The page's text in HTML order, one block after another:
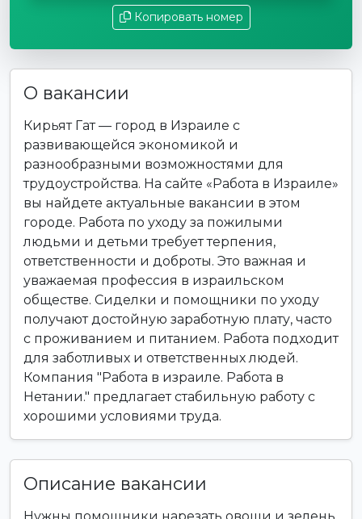
Копировать номер
О вакансии
Кирьят Гат — город в Израиле с
развивающейся экономикой и
разнообразными возможностями для
трудоустройства. На сайте «Работа в Израиле»
вы найдете актуальные вакансии в этом
городе. Работа по уходу за пожилыми
людьми и детьми требует терпения,
ответственности и доброты. Это важная и
уважаемая профессия в израильском
обществе. Сиделки и помощники по уходу
получают достойную заработную плату, часто
с проживанием и питанием. Работа подходит
для заботливых и ответственных людей.
Компания "Работа в израиле. Работа в
Нетании." предлагает стабильную работу с
хорошими условиями труда.
Описание вакансии